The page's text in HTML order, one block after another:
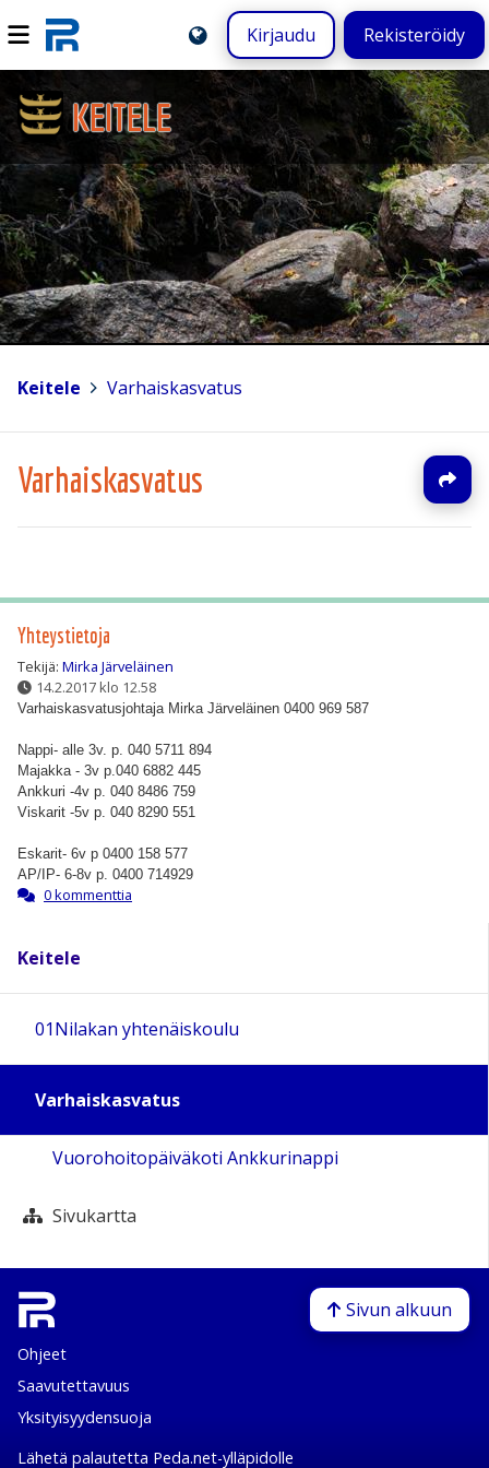
Kirjaudu Rekisteröidy
KEITELE
Keitele Varhaiskasvatus
Varhaiskasvatus
Yhteystietoja
Tekijä: Mirka Järveläinen
14.2.2017 klo 12.58
Varhaiskasvatusjohtaja Mirka Järveläinen 0400 969 587
Nappi- alle 3v. p. 040 5711 894
Majakka - 3v p.040 6882 445
Ankkuri -4v p. 040 8486 759
Viskarit -5v p. 040 8290 551
Eskarit- 6v p 0400 158 577
AP/IP- 6-8v p. 0400 714929
0 kommenttia
Keitele
01Nilakan yhtenäiskoulu
Varhaiskasvatus
Vuorohoitopäiväkoti Ankkurinappi
Sivukartta
Ohjeet
Saavutettavuus
Yksityisyydensuoja
Lähetä palautetta Peda.net-ylläpidolle
Sivun alkuun